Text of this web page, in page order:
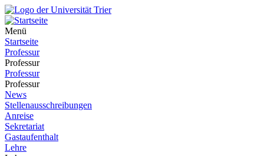
Menü
Startseite
Professur
Professur
Professur
Professur
News
Stellenausschreibungen
Anreise
Sekretariat
Gastaufenthalt
Lehre